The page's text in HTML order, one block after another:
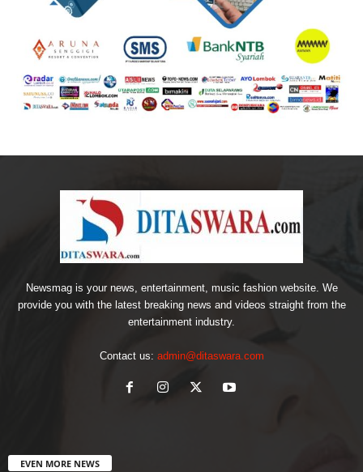
Newsmag is your news, entertainment, music fashion website. We
provide you with the latest breaking news and videos straight from the
entertainment industry.
Contact us: admin@ditaswara.com
EVEN MORE NEWS